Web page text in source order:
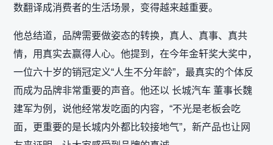
数翻译成消费者的生活场景，变得越来越重要。
他总结道，品牌需要做姿态的转换，真人、真事、真共
情，用真实去赢得人心。他提到，在今年金轩奖大奖中，
一位六十岁的销冠定义“人生不分年龄”，最真实的个体反
而成为品牌非常重要的声音。他还以 长城汽车 董事长魏
建军为例，说他经常发吃面的内容，“不光是老板会吃
面，更重要的是长城内外都比较接地气”，新产品也让网